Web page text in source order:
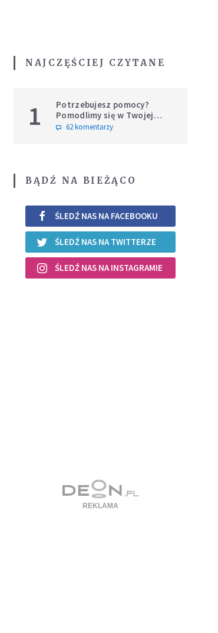
NAJCZĘŚCIEJ CZYTANE
1
Potrzebujesz pomocy?
Pomodlimy się w Twojej
intencji
62 komentarzy
BĄDŹ NA BIEŻĄCO
ŚLEDŹ NAS NA FACEBOOKU
ŚLEDŹ NAS NA TWITTERZE
ŚLEDŹ NAS NA INSTAGRAMIE